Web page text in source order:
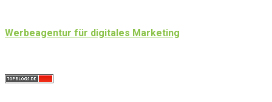
Werbeagentur für digitales Marketing